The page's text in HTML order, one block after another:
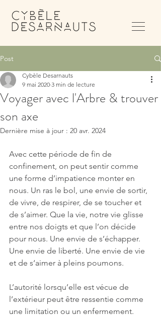
Post
Voyager avec l'Arbre & trouver
son axe
Cybèle Desarnauts
9 mai 2020 3 min de lecture
Dernière mise à jour : 20 avr. 2024
Avec cette période de fin de
confinement, on peut sentir comme
une forme d’impatience monter en
nous. Un ras le bol, une envie de sortir,
de vivre, de respirer, de se toucher et
de s’aimer. Que la vie, notre vie glisse
entre nos doigts et que l’on décide
pour nous. Une envie de s’échapper.
Une envie de liberté. Une envie de vie
et de s‘aimer à pleins poumons.
L’autorité lorsqu’elle est vécue de
l’extérieur peut être ressentie comme
une limitation ou un enfermement.